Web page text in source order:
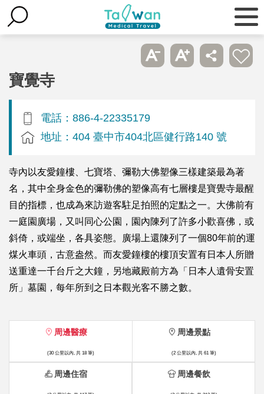
寶覺寺
電話：886-4-22335179
地址：404 臺中市404北區健行路140 號
寺內以友愛鐘樓、七寶塔、彌勒大佛塑像三樣建築最為著
名，其中全身金色的彌勒佛的塑像高有七層樓是寶覺寺最醒
目的指標，也成為來訪遊客駐足拍照的定點之一。大佛前有
一庭園廣場，又叫同心公園，園內陳列了許多小歡喜佛，或
斜倚，或端坐，各具姿態。廣場上還陳列了一個80年前的運
煤火車頭，古意盎然。而友愛鐘樓的樓頂安置有日本人所贈
送重達一千台斤之大鐘，另地藏殿前方為「日本人遺骨安置
所」墓園，每年所到之日本觀光客不勝之數。
周邊醫療
(30 公里以內, 共 18 筆)
周邊景點
(2 公里以內, 共 61 筆)
周邊住宿 周邊餐飲